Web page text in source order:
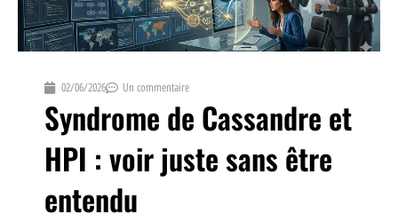
02/06/2026 Un commentaire
Syndrome de Cassandre et
HPI : voir juste sans être
entendu